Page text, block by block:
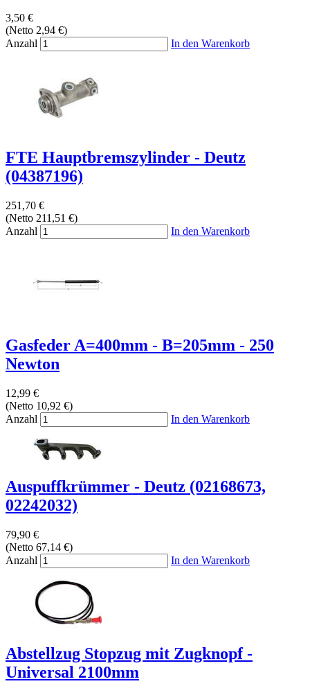
3,50 €
(Netto 2,94 €)
Anzahl
In den Warenkorb
FTE Hauptbremszylinder - Deutz
(04387196)
251,70 €
(Netto 211,51 €)
Anzahl
In den Warenkorb
Gasfeder A=400mm - B=205mm - 250
Newton
12,99 €
(Netto 10,92 €)
Anzahl
In den Warenkorb
Auspuffkrümmer - Deutz (02168673,
02242032)
79,90 €
(Netto 67,14 €)
Anzahl
In den Warenkorb
Abstellzug Stopzug mit Zugknopf -
Universal 2100mm